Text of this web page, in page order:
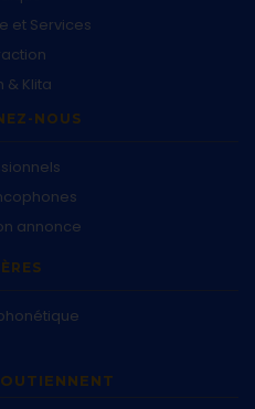
et Services
& Klita
NOUS
annonce